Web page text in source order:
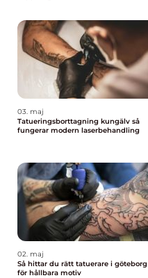
03. maj
Tatueringsborttagning kungälv så
fungerar modern laserbehandling
02. maj
Så hittar du rätt tatuerare i göteborg
för hållbara motiv